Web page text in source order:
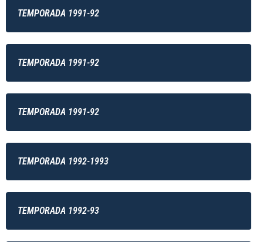
TEMPORADA 1991-92
TEMPORADA 1991-92
TEMPORADA 1991-92
TEMPORADA 1992-1993
TEMPORADA 1992-93